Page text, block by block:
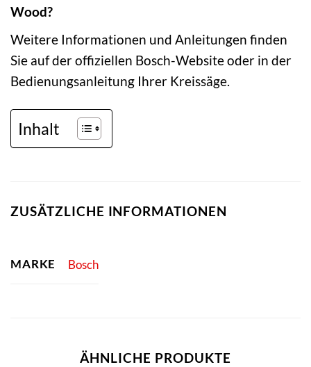
Wood?
Weitere Informationen und Anleitungen finden
Sie auf der offiziellen Bosch-Website oder in der
Bedienungsanleitung Ihrer Kreissäge.
Inhalt
ZUSÄTZLICHE INFORMATIONEN
MARKE Bosch
ÄHNLICHE PRODUKTE